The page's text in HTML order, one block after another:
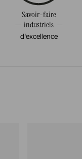
Savoir-faire
industriels
d'excellence